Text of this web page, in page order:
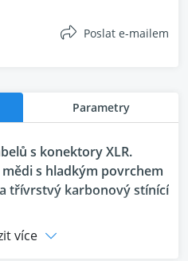
Poslat e-mailem
Parametry
s konektory XLR.
s hladkým povrchem
a třívrstvý karbonový stínící
více